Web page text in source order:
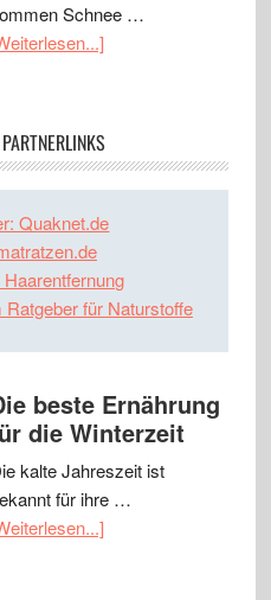
Schnee …
Quaknet.de
für Naturstoffe
beste Ernährung
die Winterzeit
kalte Jahreszeit ist
für ihre …